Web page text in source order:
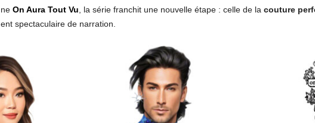
On Aura Tout Vu , la série franchit une nouvelle étape : celle de la couture
spectaculaire de narration.